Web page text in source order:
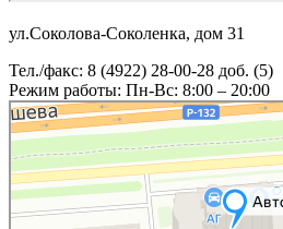
ул.Соколова-Соколенка, дом 31
Тел./факс: 8 (4922) 28-00-28 доб. (5)
Режим работы: Пн-Вс: 8:00 – 20:00